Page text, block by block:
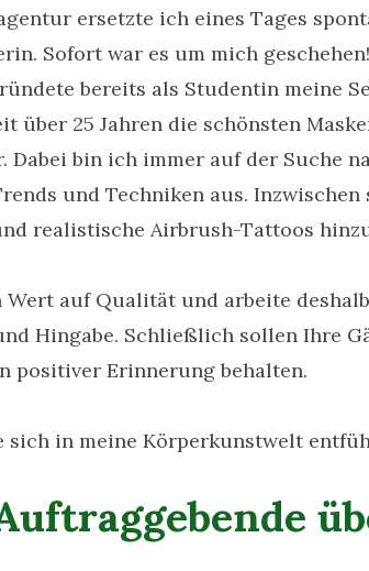
ersetzte ich eines Tages
Sofort war es um mich
bereits als Studentin meine
über 25 Jahren die schönsten
Dabei bin ich immer auf der Suche
und Techniken aus.
realistische Airbrush-Tattoos
Wert auf Qualität und arbeite
Hingabe. Schließlich sollen Ihre
positiver Erinnerung behalten.
sich in meine Körperkunstwelt